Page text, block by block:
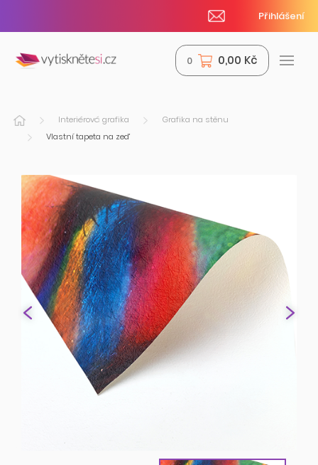
Přihlášení
0 0,00 Kč
Interiérová grafika
Grafika na stěnu
Vlastní tapeta na zeď